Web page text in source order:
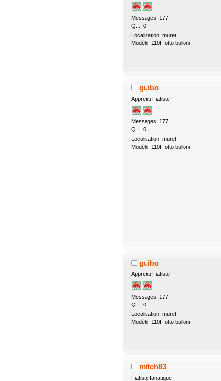
Messages: 177
Q.I.: 0
Localisation: muret
Modèle: 110F otto bulloni
guibo
Apprenti Fiatiste
Messages: 177
Q.I.: 0
Localisation: muret
Modèle: 110F otto bulloni
guibo
Apprenti Fiatiste
Messages: 177
Q.I.: 0
Localisation: muret
Modèle: 110F otto bulloni
mitch83
Fiatiste fanatique